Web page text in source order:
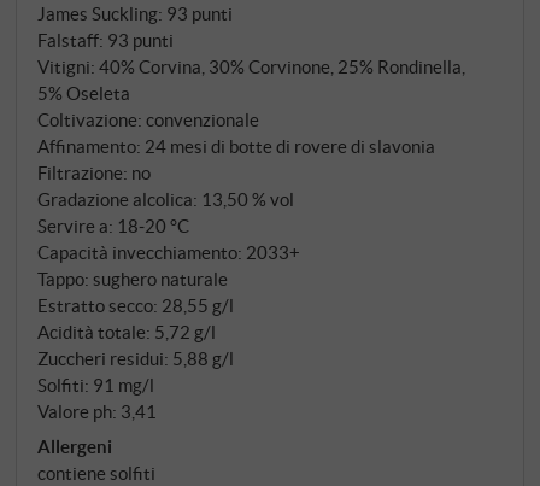
James Suckling: 93 punti
Falstaff: 93 punti
Vitigni: 40% Corvina, 30% Corvinone, 25% Rondinella,
5% Oseleta
Coltivazione: convenzionale
Affinamento: 24 mesi di botte di rovere di slavonia
Filtrazione: no
Gradazione alcolica: 13,50 % vol
Servire a: 18‑20 °C
Capacità invecchiamento: 2033+
Tappo: sughero naturale
Estratto secco: 28,55 g/l
Acidità totale: 5,72 g/l
Zuccheri residui: 5,88 g/l
Solfiti: 91 mg/l
Valore ph: 3,41
Allergeni
contiene solfiti